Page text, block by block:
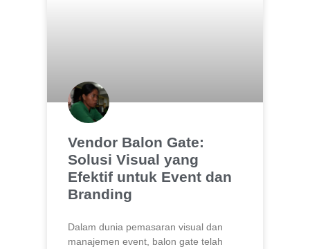
Vendor Balon Gate:
Solusi Visual yang
Efektif untuk Event dan
Branding
Dalam dunia pemasaran visual dan
manajemen event, balon gate telah